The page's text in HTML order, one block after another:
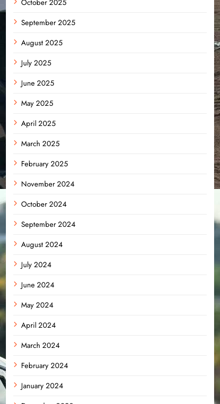
October 2025
September 2025
August 2025
July 2025
June 2025
May 2025
April 2025
March 2025
February 2025
November 2024
October 2024
September 2024
August 2024
July 2024
June 2024
May 2024
April 2024
March 2024
February 2024
January 2024